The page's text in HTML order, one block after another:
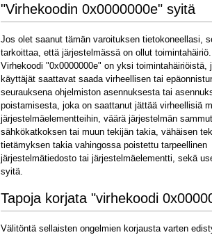
"Virhekoodin 0x0000000e" syitä
Jos olet saanut tämän varoituksen tietokoneellasi,
tarkoittaa, että järjestelmässä on ollut toimintahäiriö.
Virhekoodi "0x0000000e" on yksi toimintahäiriöistä,
käyttäjät saattavat saada virheellisen tai
seurauksena ohjelmiston asennuksesta tai
poistamisesta, joka on saattanut jättää virheellisiä
järjestelmäelementteihin, väärä järjestelmän
sähkökatkoksen tai muun tekijän takia, vähäisen
tietämyksen takia vahingossa poistettu tarpeellinen
järjestelmätiedosto tai järjestelmäelementti, sekä
syitä.
Tapoja korjata "virhekoodi
Välitöntä sellaisten ongelmien korjausta varten